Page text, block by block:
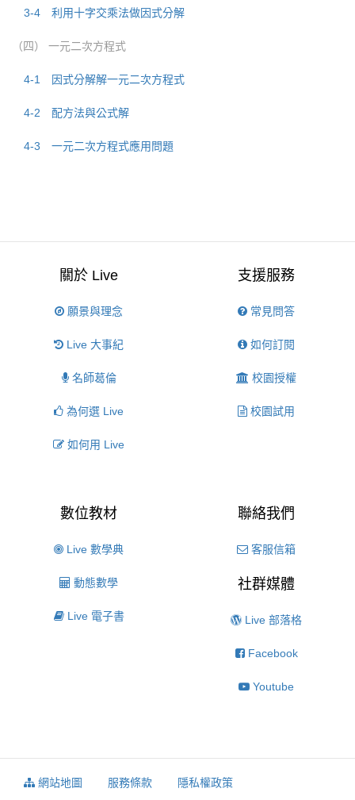
3-4 利用十字交乘法做因式分解
（四） 一元二次方程式
4-1 因式分解解一元二次方程式
4-2 配方法與公式解
4-3 一元二次方程式應用問題
關於 Live
願景與理念
Live 大事紀
名師葛倫
為何選 Live
如何用 Live
支援服務
常見問答
如何訂閱
校園授權
校園試用
數位教材
Live 數學典
動態數學
Live 電子書
聯絡我們
客服信箱
社群媒體
Live 部落格
Facebook
Youtube
網站地圖 服務條款 隱私權政策